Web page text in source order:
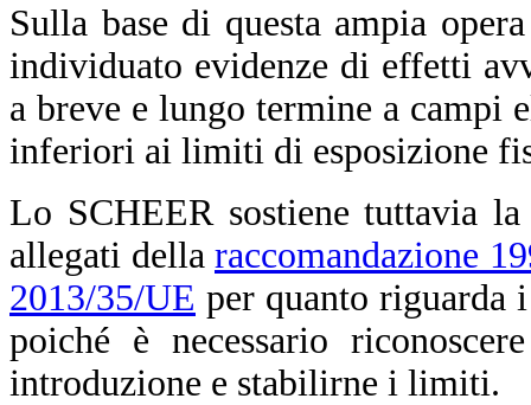
Sulla base di questa ampia
individuato evidenze di effetti
a breve e lungo termine a campi
inferiori ai limiti di esposizione
Lo SCHEER sostiene tuttavia
allegati della raccomandazione
2013/35/UE per quanto riguarda
poiché è necessario
introduzione e stabilirne i limiti.